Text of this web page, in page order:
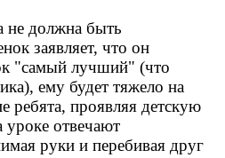
не должна быть
заявляет, что он
"самый лучший" (что
ему будет тяжело на
ребята, проявляя детскую
уроке отвечают
руки и перебивая друг